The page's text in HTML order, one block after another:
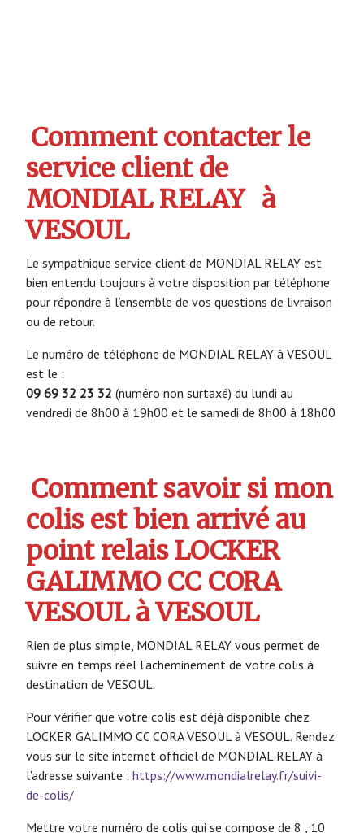
Comment contacter le
service client de
MONDIAL RELAY à
VESOUL
Le sympathique service client de MONDIAL RELAY est
bien entendu toujours à votre disposition par téléphone
pour répondre à l’ensemble de vos questions de livraison
ou de retour.
Le numéro de téléphone de MONDIAL RELAY à VESOUL
est le :
09 69 32 23 32 (numéro non surtaxé) du lundi au
vendredi de 8h00 à 19h00 et le samedi de 8h00 à 18h00
Comment savoir si mon
colis est bien arrivé au
point relais LOCKER
GALIMMO CC CORA
VESOUL à VESOUL
Rien de plus simple, MONDIAL RELAY vous permet de
suivre en temps réel l’acheminement de votre colis à
destination de VESOUL.
Pour vérifier que votre colis est déjà disponible chez
LOCKER GALIMMO CC CORA VESOUL à VESOUL. Rendez
vous sur le site internet officiel de MONDIAL RELAY à
l’adresse suivante : https://www.mondialrelay.fr/suivi-
de-colis/
Mettre votre numéro de colis qui se compose de 8 , 10